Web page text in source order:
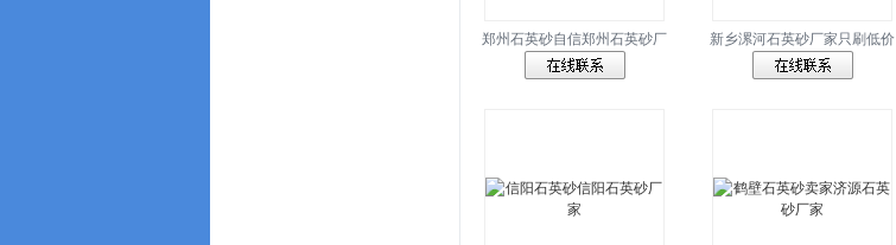
郑州石英砂自信郑州石英砂厂 新乡漯河石英砂厂家只刷低价